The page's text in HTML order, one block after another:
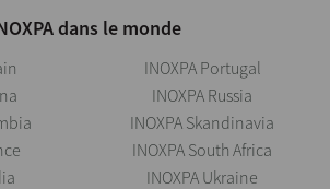
dans le monde
INOXPA Portugal
INOXPA Russia
INOXPA Skandinavia
INOXPA South Africa
INOXPA Ukraine